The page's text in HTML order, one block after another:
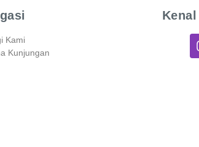
Kami
Kunjungan